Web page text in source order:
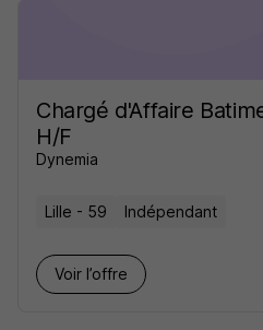
Chargé d'Affaire
H/F
Dynemia
Lille - 59 Indépendant
Voir l’offre